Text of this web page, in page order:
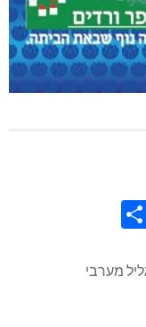
מערבי